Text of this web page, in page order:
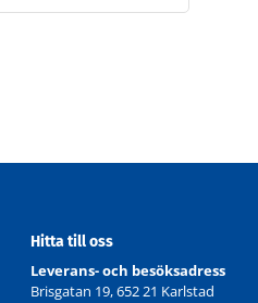
Hitta till oss
Leverans- och besöksadress
Brisgatan 19, 652 21 Karlstad